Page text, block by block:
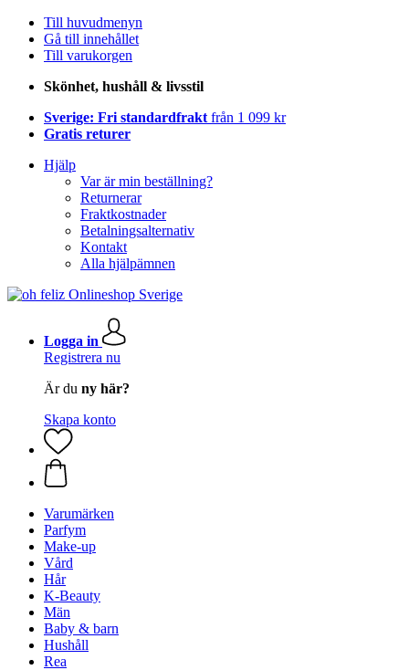
Till huvudmenyn
Gå till innehållet
Till varukorgen
Skönhet, hushåll & livsstil
Sverige: Fri standardfrakt från 1 099 kr
Gratis returer
Hjälp
Var är min beställning?
Returnerar
Fraktkostnader
Betalningsalternativ
Kontakt
Alla hjälpämnen
Logga in
Registrera nu
Är du ny här?
Skapa konto
Varumärken
Parfym
Make-up
Vård
Hår
K-Beauty
Män
Baby & barn
Hushåll
Rea